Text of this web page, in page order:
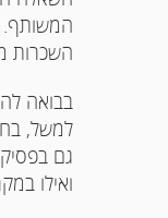
המשותף.
השכרות
בבואה
למשל,
גם
ואילו